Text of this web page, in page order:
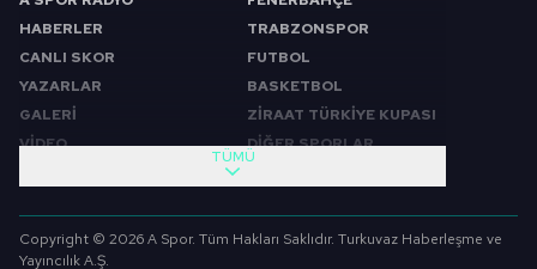
HABERLER
CANLI SKOR
YAZARLAR
GALERİ
VİDEO
TRABZONSPOR
FUTBOL
BASKETBOL
ZİRAAT TÜRKİYE KUPASI
DİĞER SPORLAR
SABAH SPORU
SPOR GÜNDEMİ
FUTBOL
TÜMÜ
Copyright © 2026 A Spor. Tüm Hakları Saklıdır. Turkuvaz Haberleşme ve
Yayıncılık A.Ş.